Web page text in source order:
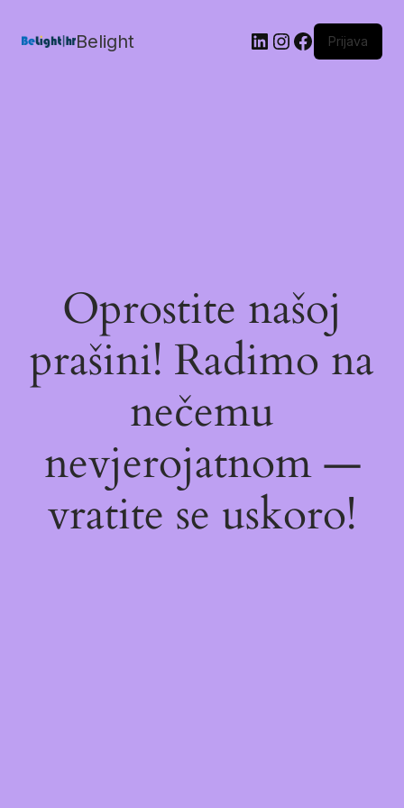
Belight Prijava
Oprostite našoj
prašini! Radimo na
nečemu
nevjerojatnom —
vratite se uskoro!